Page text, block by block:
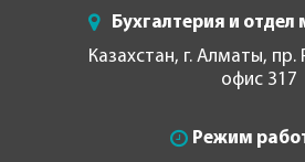
Бухгалтерия и отдел
Казахстан, г. Алматы, пр.
офис 317
Режим